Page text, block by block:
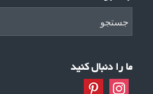
ما را دنبال کنید